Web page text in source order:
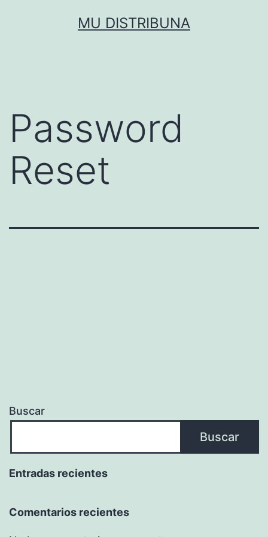
MU DISTRIBUNA
Password
Reset
Buscar
Buscar
Entradas recientes
Comentarios recientes